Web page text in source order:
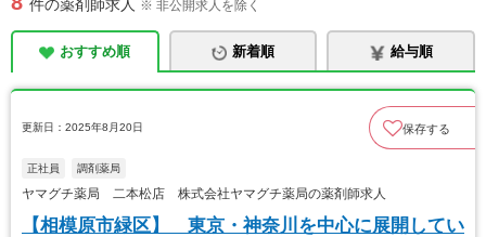
件の薬剤師求人 ※ 非公開求人を除く
おすすめ順 新着順 給与順
更新日：2025年8月20日 保存する
正社員 調剤薬局
ヤマグチ薬局 二本松店 株式会社ヤマグチ薬局の薬剤師求人
【相模原市緑区】 東京・神奈川を中心に展開してい